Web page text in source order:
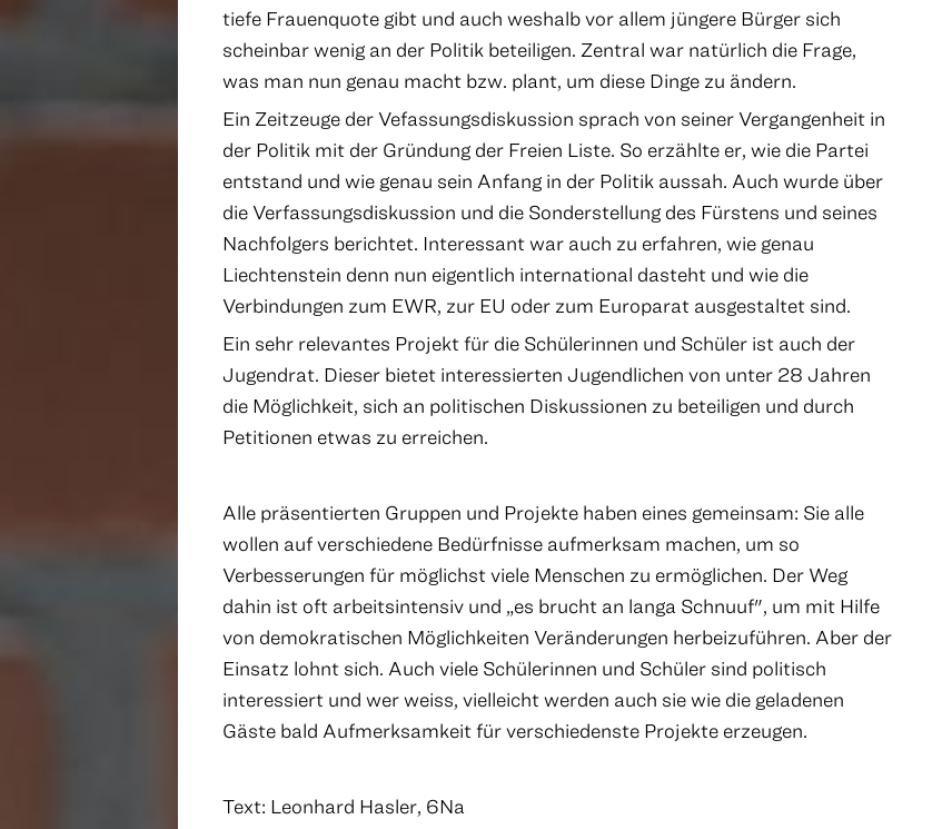
tiefe Frauenquote gibt und auch weshalb vor allem jüngere Bürger sich
scheinbar wenig an der Politik beteiligen. Zentral war natürlich die Frage,
was man nun genau macht bzw. plant, um diese Dinge zu ändern.
Ein Zeitzeuge der Vefassungsdiskussion sprach von seiner Vergangenheit in
der Politik mit der Gründung der Freien Liste. So erzählte er, wie die Partei
entstand und wie genau sein Anfang in der Politik aussah. Auch wurde über
die Verfassungsdiskussion und die Sonderstellung des Fürstens und seines
Nachfolgers berichtet. Interessant war auch zu erfahren, wie genau
Liechtenstein denn nun eigentlich international dasteht und wie die
Verbindungen zum EWR, zur EU oder zum Europarat ausgestaltet sind.
Ein sehr relevantes Projekt für die Schülerinnen und Schüler ist auch der
Jugendrat. Dieser bietet interessierten Jugendlichen von unter 28 Jahren
die Möglichkeit, sich an politischen Diskussionen zu beteiligen und durch
Petitionen etwas zu erreichen.
Alle präsentierten Gruppen und Projekte haben eines gemeinsam: Sie alle
wollen auf verschiedene Bedürfnisse aufmerksam machen, um so
Verbesserungen für möglichst viele Menschen zu ermöglichen. Der Weg
dahin ist oft arbeitsintensiv und „es brucht an langa Schnuuf", um mit Hilfe
von demokratischen Möglichkeiten Veränderungen herbeizuführen. Aber der
Einsatz lohnt sich. Auch viele Schülerinnen und Schüler sind politisch
interessiert und wer weiss, vielleicht werden auch sie wie die geladenen
Gäste bald Aufmerksamkeit für verschiedenste Projekte erzeugen.
Text: Leonhard Hasler, 6Na